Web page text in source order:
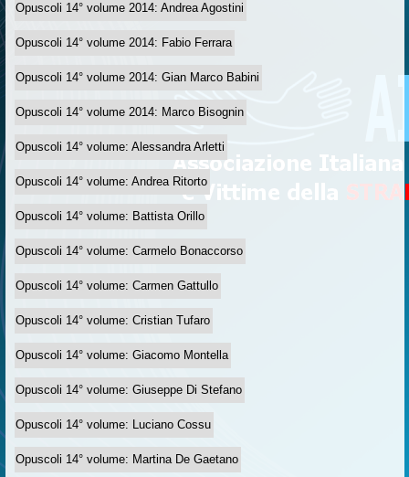
Opuscoli 14° volume 2014: Andrea Agostini
Opuscoli 14° volume 2014: Fabio Ferrara
Opuscoli 14° volume 2014: Gian Marco Babini
Opuscoli 14° volume 2014: Marco Bisognin
Opuscoli 14° volume: Alessandra Arletti
Opuscoli 14° volume: Andrea Ritorto
Opuscoli 14° volume: Battista Orillo
Opuscoli 14° volume: Carmelo Bonaccorso
Opuscoli 14° volume: Carmen Gattullo
Opuscoli 14° volume: Cristian Tufaro
Opuscoli 14° volume: Giacomo Montella
Opuscoli 14° volume: Giuseppe Di Stefano
Opuscoli 14° volume: Luciano Cossu
Opuscoli 14° volume: Martina De Gaetano